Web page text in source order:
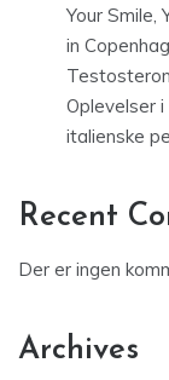
Your Smile,
in
Oplevelser
italienske
Recent
Der er ingen
Archives